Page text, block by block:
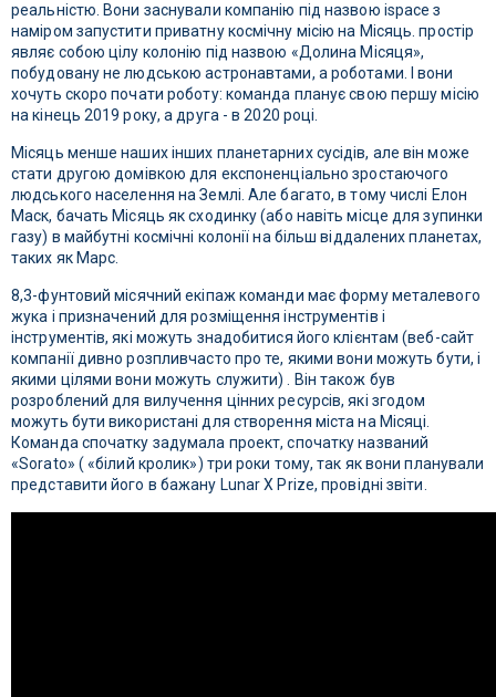
реальністю. Вони заснували компанію під назвою ispace з
наміром запустити приватну космічну місію на Місяць. простір
являє собою цілу колонію під назвою «Долина Місяця»,
побудовану не людською астронавтами, а роботами. І вони
хочуть скоро почати роботу: команда планує свою першу місію
на кінець 2019 року, а друга - в 2020 році.
Місяць менше наших інших планетарних сусідів, але він може
стати другою домівкою для експоненціально зростаючого
людського населення на Землі. Але багато, в тому числі Елон
Маск, бачать Місяць як сходинку (або навіть місце для зупинки
газу) в майбутні космічні колонії на більш віддалених планетах,
таких як Марс.
8,3-фунтовий місячний екіпаж команди має форму металевого
жука і призначений для розміщення інструментів і
інструментів, які можуть знадобитися його клієнтам (веб-сайт
компанії дивно розпливчасто про те, якими вони можуть бути, і
якими цілями вони можуть служити) . Він також був
розроблений для вилучення цінних ресурсів, які згодом
можуть бути використані для створення міста на Місяці.
Команда спочатку задумала проект, спочатку названий
«Sorato» ( «білий кролик») три роки тому, так як вони планували
представити його в бажану Lunar X Prize, провідні звіти.